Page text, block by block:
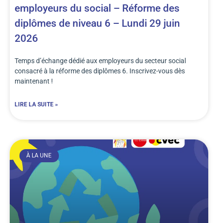
employeurs du social – Réforme des
diplômes de niveau 6 – Lundi 29 juin
2026
Temps d’échange dédié aux employeurs du secteur social
consacré à la réforme des diplômes 6. Inscrivez-vous dès
maintenant !
LIRE LA SUITE »
À LA UNE